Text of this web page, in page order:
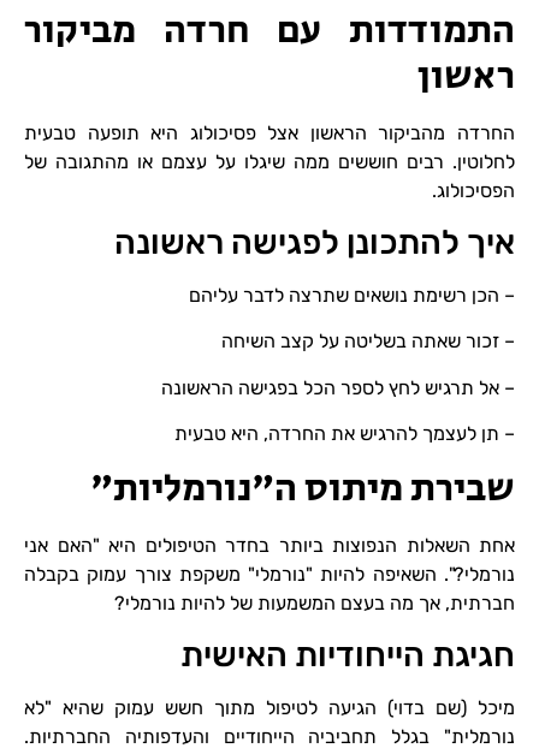
התמודדות עם חרדה מביקור
ראשון
החרדה מהביקור הראשון אצל פסיכולוג היא תופעה טבעית
לחלוטין. רבים חוששים ממה שיגלו על עצמם או מהתגובה של
הפסיכולוג.
איך להתכונן לפגישה ראשונה
– הכן רשימת נושאים שתרצה לדבר עליהם
– זכור שאתה בשליטה על קצב השיחה
– אל תרגיש לחץ לספר הכל בפגישה הראשונה
– תן לעצמך להרגיש את החרדה, היא טבעית
שבירת מיתוס ה"נורמליות"
אחת השאלות הנפוצות ביותר בחדר הטיפולים היא "האם אני
נורמלי?". השאיפה להיות "נורמלי" משקפת צורך עמוק בקבלה
חברתית, אך מה בעצם המשמעות של להיות נורמלי?
חגיגת הייחודיות האישית
מיכל (שם בדוי) הגיעה לטיפול מתוך חשש עמוק שהיא "לא
נורמלית" בגלל תחביביה הייחודיים והעדפותיה החברתיות.